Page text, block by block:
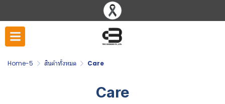
Home-5 สินค้าทั้งหมด Care
Care